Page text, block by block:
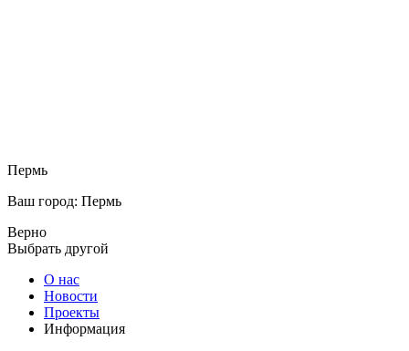
Пермь
Ваш город: Пермь
Верно
Выбрать другой
О нас
Новости
Проекты
Информация